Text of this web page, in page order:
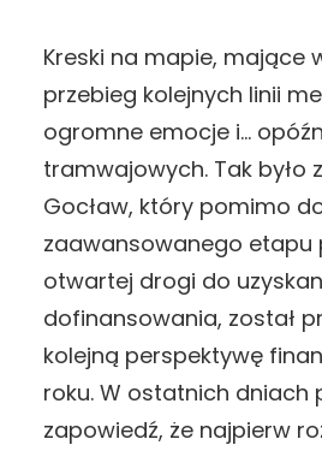
Kreski na mapie, mające
przebieg kolejnych linii
ogromne emocje i…
tramwajowych. Tak było
Gocław, który pomimo
zaawansowanego etapu
otwartej drogi do
dofinansowania, został
kolejną perspektywę
roku. W ostatnich dniach
zapowiedź, że najpierw